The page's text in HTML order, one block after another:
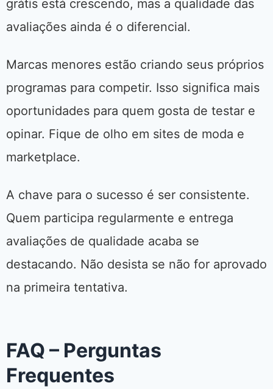
grátis está crescendo, mas a qualidade das
avaliações ainda é o diferencial.
Marcas menores estão criando seus próprios
programas para competir. Isso significa mais
oportunidades para quem gosta de testar e
opinar. Fique de olho em sites de moda e
marketplace.
A chave para o sucesso é ser consistente.
Quem participa regularmente e entrega
avaliações de qualidade acaba se
destacando. Não desista se não for aprovado
na primeira tentativa.
FAQ – Perguntas
Frequentes